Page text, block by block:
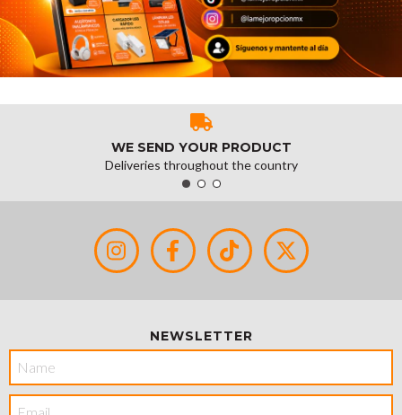
WE SEND YOUR PRODUCT
Deliveries throughout the country
NEWSLETTER